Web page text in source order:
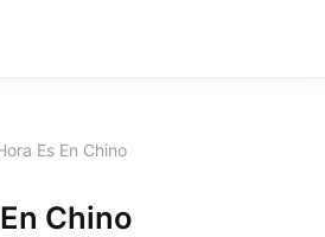
Es En Chino
Chino